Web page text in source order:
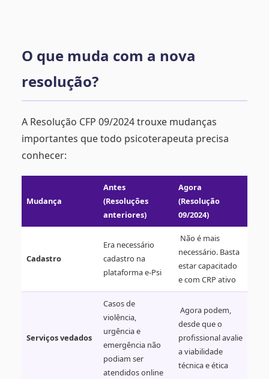
O que muda com a nova
resolução?
A Resolução CFP 09/2024 trouxe mudanças
importantes que todo psicoterapeuta precisa
conhecer:
Mudança
Antes
(Resoluções
anteriores)
Agora
(Resolução
09/2024)
Cadastro
Era necessário
cadastro na
plataforma e-Psi
Não é mais
necessário. Basta
estar capacitado
e com CRP ativo
Serviços vedados
Casos de
violência,
urgência e
emergência não
podiam ser
atendidos online
Agora podem,
desde que o
profissional avalie
a viabilidade
técnica e ética